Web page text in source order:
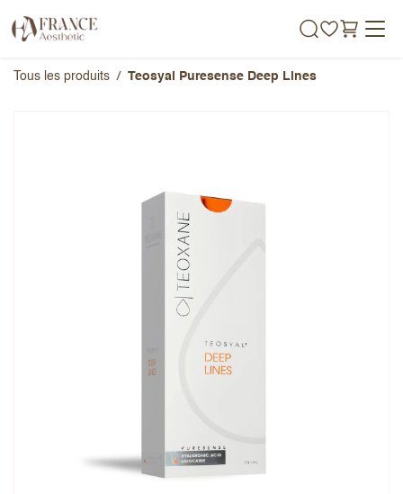
Tous les produits Teosyal Puresense Deep Lines
Adresse e-mail (ne sera pas publiée)